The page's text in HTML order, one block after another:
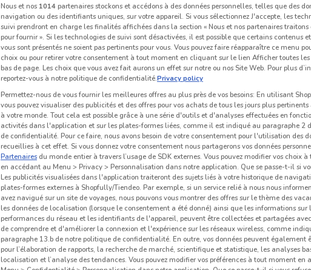
4.2 km
Nous et nos 1014partenaires stockons et accédons à des données personnelles, telles que des
navigation ou des identifiants uniques, sur votre appareil. Si vous sélectionnez J'accepte, les
suivi prendront en charge les finalités affichées dans la section « Nous et nos partenaires traitons
pour fournir ». Si les technologies de suivi sont désactivées, il est possible que certains contenus
vous sont présentés ne soient pas pertinents pour vous. Vous pouvez faire réapparaître ce menu
choix ou pour retirer votre consentement à tout moment en cliquant sur le lien Afficher toutes
bas de page. Les choix que vous avez fait aurons un effet sur notre ou nos Site Web. Pour plus
reportez-vous à notre politique de confidentialité.Privacy policy
Permettez-nous de vous fournir les meilleures offres au plus près de vos besoins: En utilisant
vous pouvez visualiser des publicités et des offres pour vos achats de tous les jours plus pertinents
à votre monde. Tout cela est possible grâce à une série d'outils et d'analyses effectuées en
activités dans l'application et sur les plates-formes liées, comme il est indiqué au paragraphe 2
de confidentialité. Pour ce faire, nous avons besoin de votre consentement pour l'utilisation des
recueillies à cet effet. Si vous donnez votre consentement nous partagerons vos données
Partenaires du monde entier à travers l’usage de SDK externes. Vous pouvez modifier vos choix
en accédant au Menu > Privacy > Personnalisation dans notre application. Que se passe-t-il si
Les publicités visualisées dans l'application traiteront des sujets liés à votre historique de
plates-formes externes à Shopfully/Tiendeo. Par exemple, si un service relié à nous nous
avez navigué sur un site de voyages, nous pouvons vous montrer des offres sur le thème des
les données de localisation (lorsque le consentement a été donné) ainsi que les informations sur
performances du réseau et les identifiants de l'appareil, peuvent être collectées et partagées
de comprendre et d'améliorer la connexion et l'expérience sur les réseaux wireless, comme
paragraphe 13.b de notre politique de confidentialité. En outre, vos données peuvent également
pour l’élaboration de rapports, la recherche de marché, scientifique et statistique, les analyses
localisation et l’analyse des tendances. Vous pouvez modifier vos préférences à tout moment en